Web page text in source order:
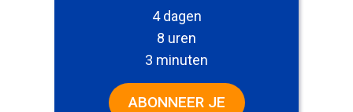
4 dagen
8 uren
3 minuten
ABONNEER JE